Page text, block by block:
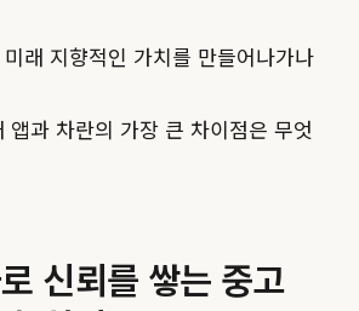
래 지향적인 가치를 만들어나가나
앱과 차란의 가장 큰 차이점은 무엇
신뢰를 쌓는 중고